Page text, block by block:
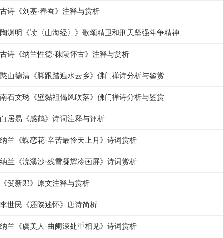
古诗《刘基·春蚕》注释与赏析
陶渊明《读〈山海经〉》歌颂精卫和刑天坚强斗争精神
古诗《纳兰性德·秣陵怀古》注释与赏析
憨山德清《脚跟踏遍水云乡》佛门禅诗分析与鉴赏
南石文琇《壁黏祖偈风吹落》佛门禅诗分析与鉴赏
白居易《感鹤》诗词注释与评析
纳兰《蝶恋花·辛苦最怜天上月》诗词赏析
纳兰《浣溪沙·残雪凝辉冷画屏》诗词赏析
《贺新郎》原文注释与赏析
李世民《还陕述怀》唐诗简析
纳兰《虞美人·曲阑深处重相见》诗词赏析